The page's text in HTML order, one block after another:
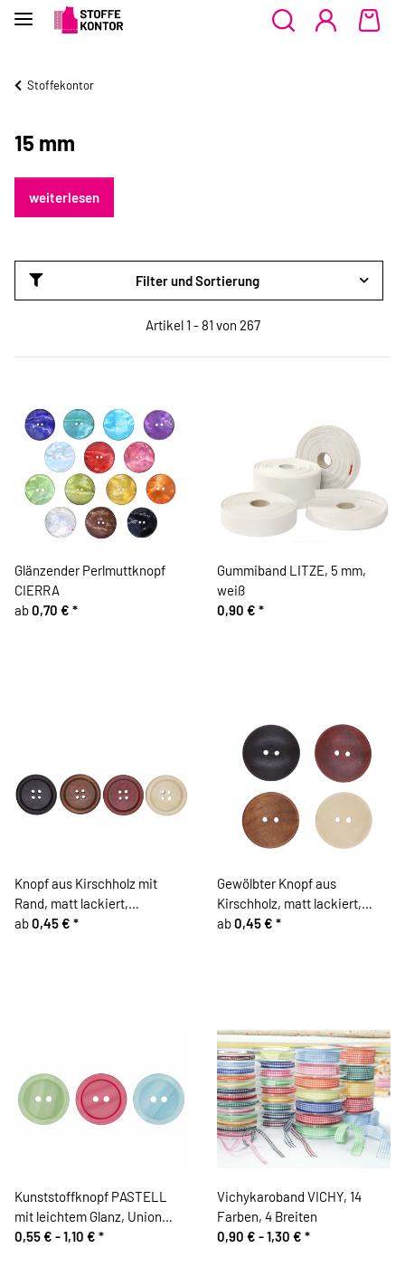
Stoffekontor
15 mm
weiterlesen
Filter und Sortierung
Artikel 1 - 81 von 267
Glänzender Perlmuttknopf
CIERRA
ab0,70 € *
Gummiband LITZE, 5 mm,
weiß
0,90 € *
Knopf aus Kirschholz mit
Rand, matt lackiert,
Brauntöne
ab0,45 € *
Gewölbter Knopf aus
Kirschholz, matt lackiert,
Brauntöne
ab0,45 € *
Kunststoffknopf PASTELL
mit leichtem Glanz, Union
Knopf
0,55 € -1,10 € *
Vichykaroband VICHY, 14
Farben, 4 Breiten
0,90 € -1,30 € *